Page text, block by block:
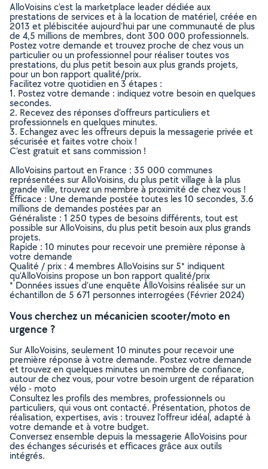
AlloVoisins c’est la marketplace leader dédiée aux
prestations de services et à la location de matériel, créée en
2013 et plébiscitée aujourd’hui par une communauté de plus
de 4,5 millions de membres, dont 300 000 professionnels.
Postez votre demande et trouvez proche de chez vous un
particulier ou un professionnel pour réaliser toutes vos
prestations, du plus petit besoin aux plus grands projets,
pour un bon rapport qualité/prix.
Facilitez votre quotidien en 3 étapes :
1. Postez votre demande : indiquez votre besoin en quelques
secondes.
2. Recevez des réponses d’offreurs particuliers et
professionnels en quelques minutes.
3. Echangez avec les offreurs depuis la messagerie privée et
sécurisée et faites votre choix !
C’est gratuit et sans commission !
AlloVoisins partout en France : 35 000 communes
représentées sur AlloVoisins, du plus petit village à la plus
grande ville, trouvez un membre à proximité de chez vous !
Efficace : Une demande postée toutes les 10 secondes, 3.6
millions de demandes postées par an
Généraliste : 1 250 types de besoins différents, tout est
possible sur AlloVoisins, du plus petit besoin aux plus grands
projets.
Rapide : 10 minutes pour recevoir une première réponse à
votre demande
Qualité / prix : 4 membres AlloVoisins sur 5* indiquent
qu’AlloVoisins propose un bon rapport qualité/prix
* Données issues d’une enquête AlloVoisins réalisée sur un
échantillon de 5 671 personnes interrogées (Février 2024)
Vous cherchez un mécanicien scooter/moto en
urgence ?
Sur AlloVoisins, seulement 10 minutes pour recevoir une
première réponse à votre demande. Postez votre demande
et trouvez en quelques minutes un membre de confiance,
autour de chez vous, pour votre besoin urgent de réparation
vélo - moto
Consultez les profils des membres, professionnels ou
particuliers, qui vous ont contacté. Présentation, photos de
réalisation, expertises, avis : trouvez l'offreur idéal, adapté à
votre demande et à votre budget.
Conversez ensemble depuis la messagerie AlloVoisins pour
des échanges sécurisés et efficaces grâce aux outils
intégrés.